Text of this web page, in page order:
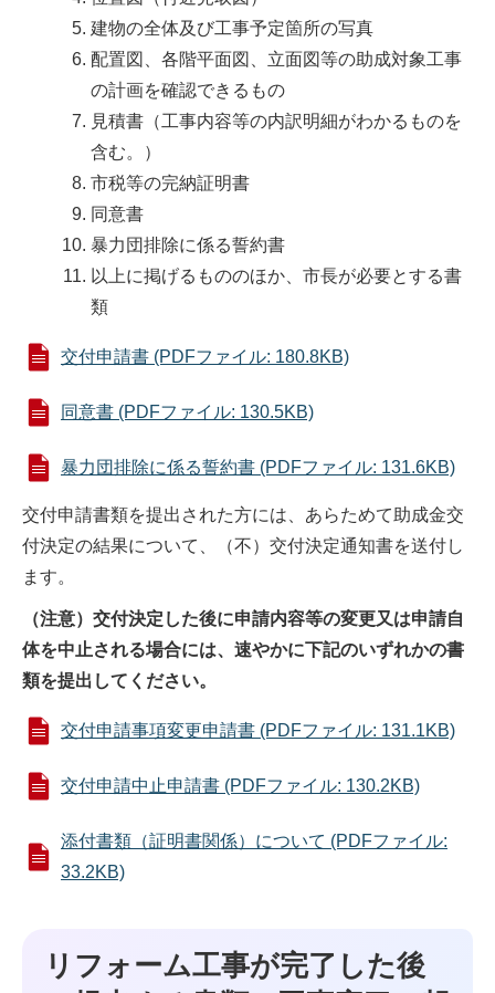
建物の全体及び工事予定箇所の写真
配置図、各階平面図、立面図等の助成対象工事
の計画を確認できるもの
見積書（工事内容等の内訳明細がわかるものを
含む。）
市税等の完納証明書
同意書
暴力団排除に係る誓約書
以上に掲げるもののほか、市長が必要とする書
類
交付申請書 (PDFファイル: 180.8KB)
同意書 (PDFファイル: 130.5KB)
暴力団排除に係る誓約書 (PDFファイル: 131.6KB)
交付申請書類を提出された方には、あらためて助成金交
付決定の結果について、（不）交付決定通知書を送付し
ます。
（注意）交付決定した後に申請内容等の変更又は申請自
体を中止される場合には、速やかに下記のいずれかの書
類を提出してください。
交付申請事項変更申請書 (PDFファイル: 131.1KB)
交付申請中止申請書 (PDFファイル: 130.2KB)
添付書類（証明書関係）について (PDFファイル:
33.2KB)
リフォーム工事が完了した後